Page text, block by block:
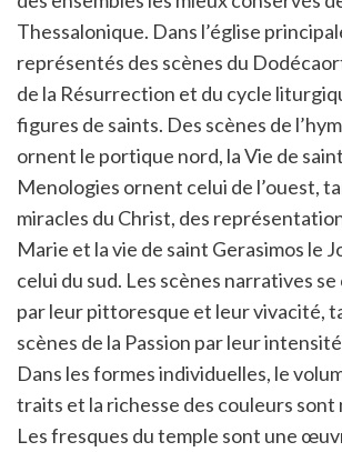
Thessalonique. Dans l’église
représentés des scènes du
de la Résurrection et du cycle
figures de saints. Des scènes de
ornent le portique nord, la Vie de
Menologies ornent celui de l’ouest,
miracles du Christ, des
Marie et la vie de saint Gerasimos le
celui du sud. Les scènes narratives
par leur pittoresque et leur vivacité,
scènes de la Passion par leur
Dans les formes individuelles, le
traits et la richesse des couleurs sont
Les fresques du temple sont une